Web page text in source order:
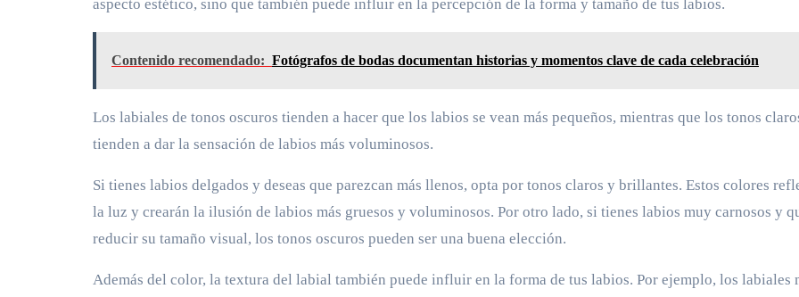
aspecto estético, sino que también puede influir en la percepción de la forma y tamaño de tus labios.
Contenido recomendado: Fotógrafos de bodas documentan historias y momentos clave de cada celebración
Los labiales de tonos oscuros tienden a hacer que los labios se vean más pequeños, mientras que los tonos
tienden a dar la sensación de labios más voluminosos.
Si tienes labios delgados y deseas que parezcan más llenos, opta por tonos claros y brillantes. Estos colores
la luz y crearán la ilusión de labios más gruesos y voluminosos. Por otro lado, si tienes labios muy carnosos y
reducir su tamaño visual, los tonos oscuros pueden ser una buena elección.
Además del color, la textura del labial también puede influir en la forma de tus labios. Por ejemplo, los labiales